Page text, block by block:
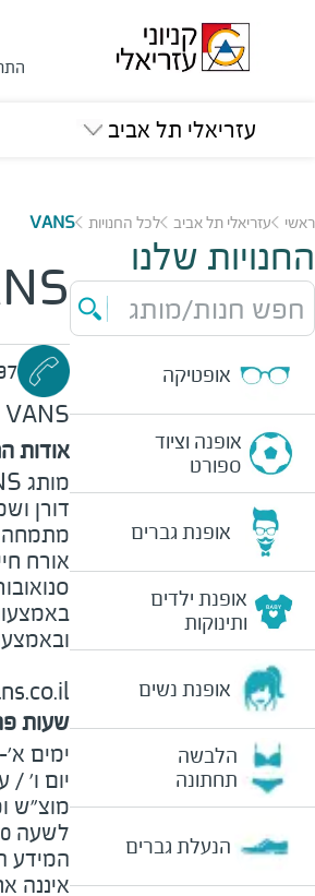
עזריאלי תל אביב
ראשי עזריאלי תל אביב לכל החנויות VANS
החנויות שלנו
חפש חנות/מותג
אופטיקה
אופנה וציוד
ספורט
אופנת גברים
אופנת ילדים
ותינוקות
אופנת נשים
הלבשה
תחתונה
הנעלת גברים
VANS
אודות
דורן
מתמחה
אורח
שעות
לשעה 23:00
המידע